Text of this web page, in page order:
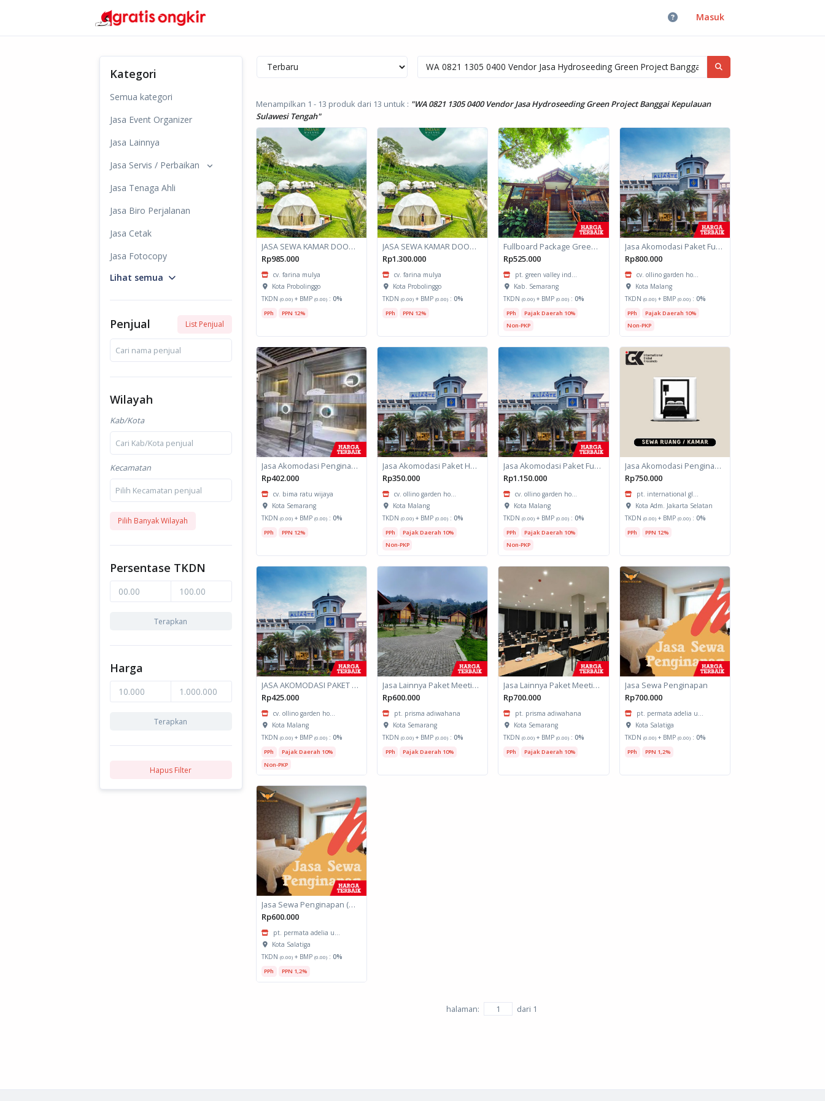
Masuk
Kategori
Semua kategori
Jasa Event Organizer
Jasa Lainnya
Jasa Servis / Perbaikan
Jasa Tenaga Ahli
Jasa Biro Perjalanan
Jasa Cetak
Jasa Fotocopy
Lihat semua
Penjual List Penjual
Cari nama penjual
Wilayah
Kab/Kota
Cari Kab/Kota penjual
Kecamatan
Pilih Kecamatan penjual
Pilih Banyak Wilayah
Persentase TKDN
Terapkan
Harga
Terapkan
Hapus Filter
Menampilkan 1 - 13 produk dari 13 untuk : "WA 0821 1305 0400 Vendor Jasa Hydroseeding Green Project Banggai Kepulauan
Sulawesi Tengah"
JASA SEWA KAMAR DOOM / GLAMPING kapasitas 2 orang
Rp985.000
cv. farina mulya
Kota Probolinggo
TKDN (0.00)+ BMP (0.00): 0%
PPh PPN 12%
JASA SEWA KAMAR DOOM / GLAMPING kapasitas 6 orang
Rp1.300.000
cv. farina mulya
Kota Probolinggo
TKDN (0.00)+ BMP (0.00): 0%
PPh PPN 12%
Fullboard Package Green Valley
Rp525.000
pt. green valley ind...
Kab. Semarang
TKDN(0.00) + BMP(0.00) :0%
PPh
Pajak Daerah 10%
Non-PKP
Jasa Akomodasi Paket Fullboard Twin Hotel Kota Malang
Rp800.000
cv. ollino garden ho...
Kota Malang
TKDN (0.00)+ BMP (0.00): 0%
PPh
Pajak Daerah 10%
Non-PKP
Jasa Akomodasi Penginapan
Rp402.000
cv. bima ratu wijaya
Kota Semarang
TKDN (0.00)+ BMP (0.00): 0%
PPh PPN 12%
Jasa Akomodasi Paket Halfday Hotel Kota Malang
Rp350.000
cv. ollino garden ho...
Kota Malang
TKDN (0.00)+ BMP (0.00): 0%
PPh
Pajak Daerah 10%
Non-PKP
Jasa Akomodasi Paket Fullboard Twin share Hotel Kota Malang
Rp1.150.000
cv. ollino garden ho...
Kota Malang
TKDN(0.00) + BMP(0.00) :0%
PPh
Pajak Daerah 10%
Non-PKP
Jasa Akomodasi Penginapan
Rp750.000
pt. international gl...
Kota Adm. Jakarta Selatan
TKDN (0.00)+ BMP (0.00): 0%
PPh PPN 12%
JASA AKOMODASI PAKET MEETING FULLDAY HOTEL KOTA MALANG
Rp425.000
cv. ollino garden ho...
Kota Malang
TKDN (0.00)+ BMP (0.00): 0%
PPh
Pajak Daerah 10%
Non-PKP
Jasa Lainnya Paket Meeting Luar Kota Hari Bumi 2
Rp600.000
pt. prisma adiwahana
Kota Semarang
TKDN (0.00)+ BMP (0.00): 0%
PPh Pajak Daerah 10%
Jasa Lainnya Paket Meeting Luar Kota Hari Bumi 1
Rp700.000
pt. prisma adiwahana
Kota Semarang
TKDN(0.00) + BMP(0.00) :0%
PPh Pajak Daerah 10%
Jasa Sewa Penginapan
Rp700.000
pt. permata adelia u...
Kota Salatiga
TKDN (0.00)+ BMP (0.00): 0%
PPh PPN 1,2%
Jasa Sewa Penginapan (Biro Perjalanan)
Rp600.000
pt. permata adelia u...
Kota Salatiga
TKDN (0.00)+ BMP (0.00): 0%
PPh PPN 1,2%
halaman: dari 1